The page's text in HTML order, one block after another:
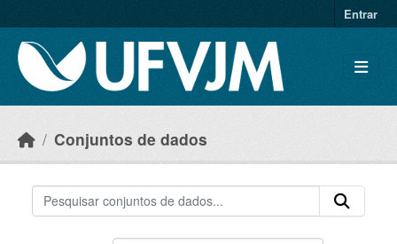
Entrar
Conjuntos de dados